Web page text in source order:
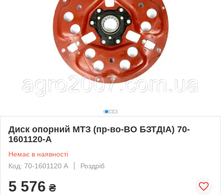
Диск опорний МТЗ (пр-во-ВО БЗТДІА) 70-
1601120-А
Немає в наявності
Код: 70-1601120 А
Роздріб
5 576 ₴